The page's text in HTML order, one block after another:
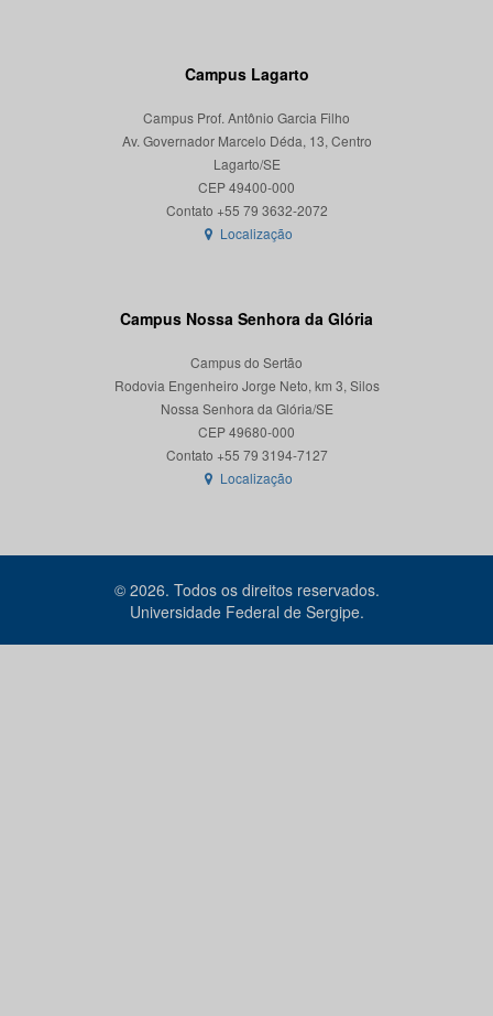
Campus Lagarto
Campus Prof. Antônio Garcia Filho
Av. Governador Marcelo Déda, 13, Centro
Lagarto/SE
CEP 49400-000
Localização
Campus Nossa Senhora da Glória
Campus do Sertão
Rodovia Engenheiro Jorge Neto, km 3, Silos
Nossa Senhora da Glória/SE
CEP 49680-000
Contato +55 79 3194-7127
Localização
© 2026. Todos os direitos reservados.
Universidade Federal de Sergipe.